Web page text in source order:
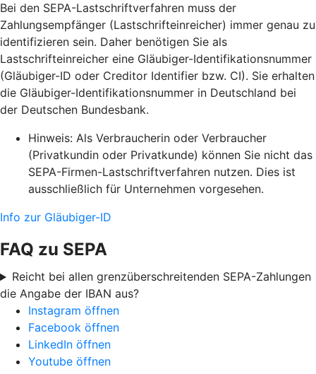
Bei den SEPA-Lastschriftverfahren muss der
Zahlungsempfänger (Lastschrifteinreicher) immer genau zu
identifizieren sein. Daher benötigen Sie als
Lastschrifteinreicher eine Gläubiger-Identifikationsnummer
(Gläubiger-ID oder Creditor Identifier bzw. CI). Sie erhalten
die Gläubiger-Identifikationsnummer in Deutschland bei
der Deutschen Bundesbank.
Hinweis: Als Verbraucherin oder Verbraucher
(Privatkundin oder Privatkunde) können Sie nicht das
SEPA-Firmen-Lastschriftverfahren nutzen. Dies ist
ausschließlich für Unternehmen vorgesehen.
Info zur Gläubiger-ID
FAQ zu SEPA
Reicht bei allen grenzüberschreitenden SEPA-Zahlungen
die Angabe der IBAN aus?
Instagram öffnen
Facebook öffnen
LinkedIn öffnen
Youtube öffnen